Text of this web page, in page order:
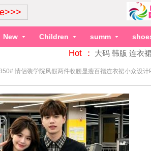
New Children summ
Hot ： 大码 韩版 连衣
情侣装学院风假两件收腰显瘦百褶连衣裙小众设